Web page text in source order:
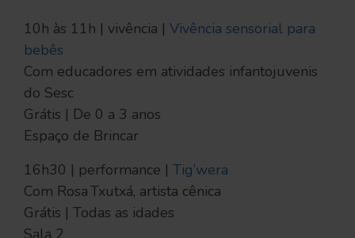
10h às 11h | vivência | Vivência sensorial para
bebês
Com educadores em atividades infantojuvenis
do Sesc
Grátis | De 0 a 3 anos
Espaço de Brincar
16h30 | performance | Tig’wera
Com Rosa Txutxá, artista cênica
Grátis | Todas as idades
Sala 2